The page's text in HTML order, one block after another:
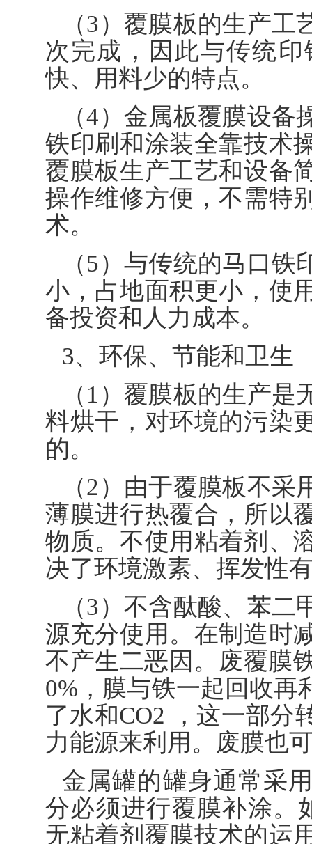
（3）覆膜板的生产
次完成，因此与传统
快、用料少的特点。
（4）金属板覆膜设
铁印刷和涂装全靠技术
覆膜板生产工艺和设备
操作维修方便，不需特
术。
（5）与传统的马口
小，占地面积更小，使
备投资和人力成本。
3、环保、节能和卫生
（1）覆膜板的生产
料烘干，对环境的污染
的。
（2）由于覆膜板不
薄膜进行热覆合，所以
物质。不使用粘着剂、
决了环境激素、挥发性
（3）不含酞酸、苯
源充分使用。在制造时
不产生二恶因。废覆膜
0%，膜与铁一起回收再
了水和CO2 ，这一部分
力能源来利用。废膜也
金属罐的罐身通常采
分必须进行覆膜补涂。
无粘着剂覆膜技术的运